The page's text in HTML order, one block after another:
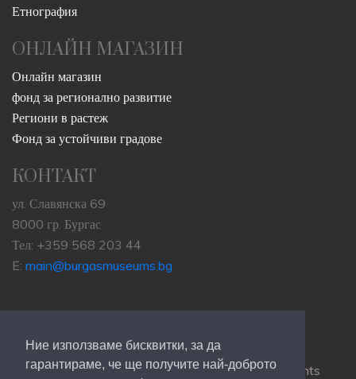
Ние използваме бисквитки, за да
гарантираме, че ще получите най-доброто
Етнография
ОНЛАЙН МАГАЗИН
Онлайн магазин
фонд за регионално развитие
Региони в растеж
Фонд за устойчиви градове
КОНТАКТ
ул. Славянска 69
8000 гр. Бургас
Тел: +359 568 203 44
E: main@burgasmuseums.bg
Copyrights © 2009-2021 RHM Burgas, All Rights